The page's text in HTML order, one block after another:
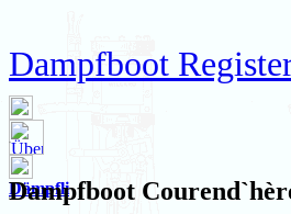
Dampfboot
Dämpfli
Dampfboot